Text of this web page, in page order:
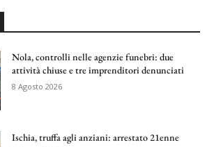
Nola, controlli nelle agenzie funebri: due
attività chiuse e tre imprenditori denunciati
8 Agosto 2026
Ischia, truffa agli anziani: arrestato 21enne